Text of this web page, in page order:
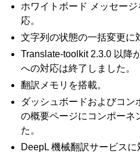
navigation of 対応するファイル
ホワイトボード メッセー
応。
文字列の状態の一括変更に
Translate-toolkit 2.3.0 以降
への対応は終了しました。
翻訳メモリを搭載。
ダッシュボードおよびコン
の概要ページにコンポーネ
た。
DeepL 機械翻訳サービスに